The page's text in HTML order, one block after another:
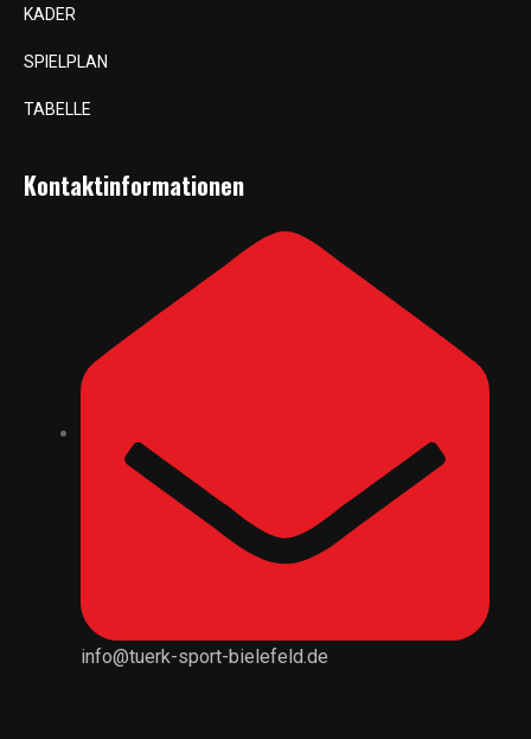
KADER
SPIELPLAN
TABELLE
Kontaktinformationen
info@tuerk-sport-bielefeld.de